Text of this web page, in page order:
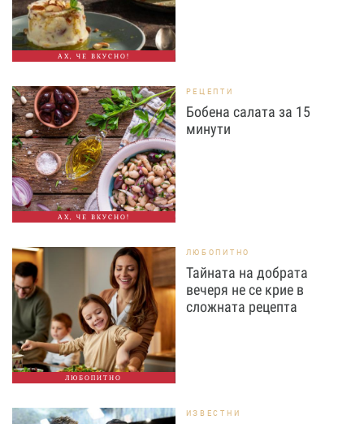
АХ, ЧЕ ВКУСНО!
АХ, ЧЕ ВКУСНО!
РЕЦЕПТИ
Бобена салата за 15
минути
ЛЮБОПИТНО
ЛЮБОПИТНО
Тайната на добрата
вечеря не се крие в
сложната рецепта
ИЗВЕСТНИ